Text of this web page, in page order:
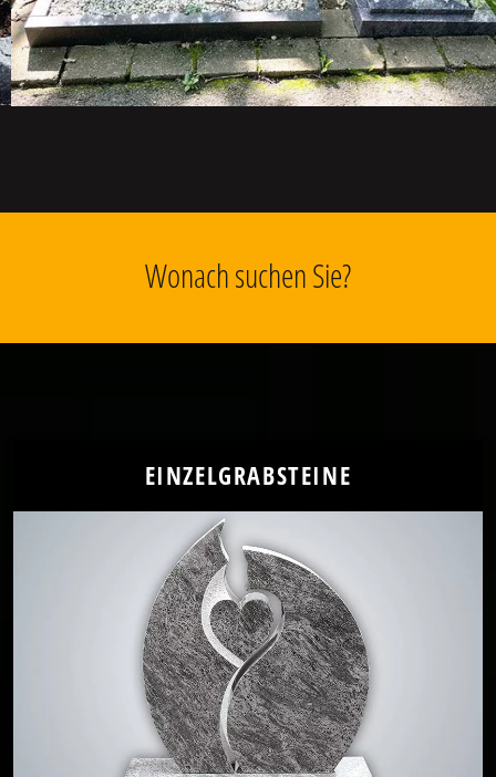
Wonach suchen Sie?
EINZELGRABSTEINE